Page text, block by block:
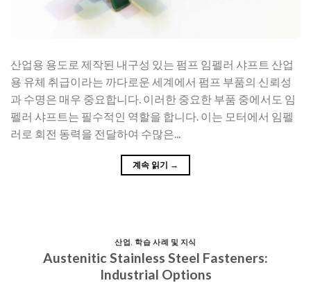
산업용 용도로 제작된 내구성 있는 펌프 임펠러 샤프트 산업
용 유체 취급이라는 까다로운 세계에서 펌프 부품의 신뢰성
과 수명은 매우 중요합니다. 이러한 중요한 부품 중에서도 임
펠러 샤프트는 필수적인 역할을 합니다. 이는 모터에서 임펠
러로 회전 동력을 전달하여 수많은...
계속 읽기 →
산업 ,학습 사례 및 지식
Austenitic Stainless Steel Fasteners:
Industrial Options